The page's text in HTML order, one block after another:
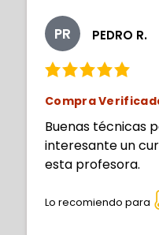
PR PEDRO R.
Compra
Buenas técnicas
interesante un
esta profesora.
Lo recomiendo para